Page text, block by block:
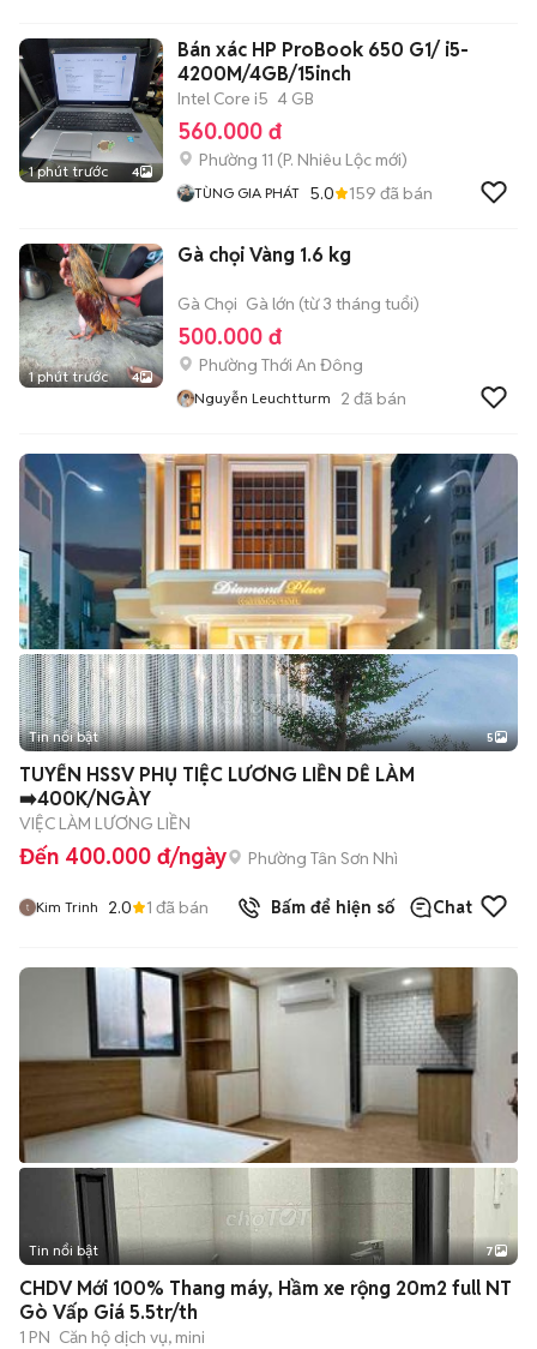
1 phút trước 4
Bán xác HP ProBook 650 G1/ i5-
4200M/4GB/15inch
Intel Core i5 4 GB
560.000 đ
Phường 11 (P. Nhiêu Lộc mới)
TÙNG GIA PHÁT 5.0 159 đã bán
1 phút trước 4
Gà chọi Vàng 1.6 kg
Gà Chọi Gà lớn (từ 3 tháng tuổi)
500.000 đ
Phường Thới An Đông
Nguyễn Leuchtturm 2 đã bán
Tin nổi bật 5
TUYỂN HSSV PHỤ TIỆC LƯƠNG LIỀN DỄ LÀM
➡️400K/NGÀY
VIỆC LÀM LƯƠNG LIỀN
Đến 400.000 đ/ngày Phường Tân Sơn Nhì
Kim Trinh 2.0 1 đã bán Bấm để hiện số Chat
+2
Tin nổi bật 7
CHDV Mới 100% Thang máy, Hầm xe rộng 20m2 full NT
Gò Vấp Giá 5.5tr/th
1 PN Căn hộ dịch vụ, mini